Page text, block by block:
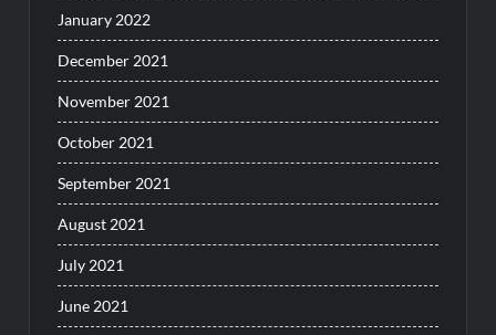
January 2022
December 2021
November 2021
October 2021
September 2021
August 2021
July 2021
June 2021